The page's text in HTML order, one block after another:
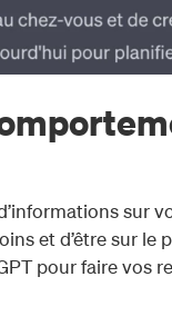
sur
et d’être sur
pour faire vos